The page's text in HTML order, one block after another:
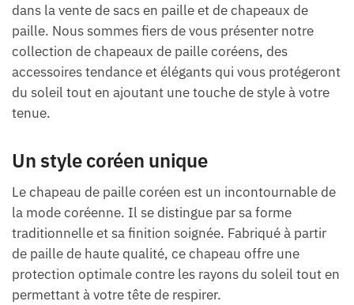
dans la vente de sacs en paille et de chapeaux de
paille. Nous sommes fiers de vous présenter notre
collection de chapeaux de paille coréens, des
accessoires tendance et élégants qui vous protégeront
du soleil tout en ajoutant une touche de style à votre
tenue.
Un style coréen unique
Le chapeau de paille coréen est un incontournable de
la mode coréenne. Il se distingue par sa forme
traditionnelle et sa finition soignée. Fabriqué à partir
de paille de haute qualité, ce chapeau offre une
protection optimale contre les rayons du soleil tout en
permettant à votre tête de respirer.